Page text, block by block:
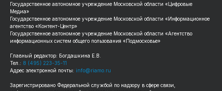
Государственное автономное учреждение Московской области «Цифровые
Медиа»
Государственное автономное учреждение Московской области «Информационное
агентство «Контент-Центр»
Государственное автономное учреждение Московской области «Агентство
информационных систем общего пользования «Подмосковье»
Главный редактор: Богдашкина Е.В.
Тел.: 8 (495) 223-35-11
Адрес электронной почты: info@riamo.ru
Зарегистрировано Федеральной службой по надзору в сфере связи,